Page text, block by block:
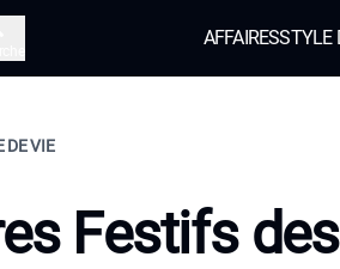
AFFAIRESSTYLE
DE VIE
Festifs